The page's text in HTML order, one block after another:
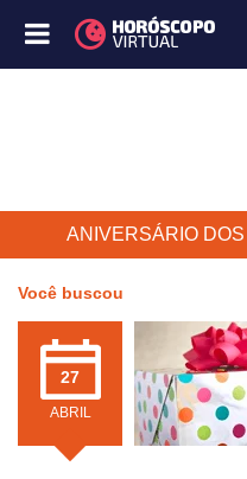
ANIVERSÁRIO
Você buscou
27
ABRIL